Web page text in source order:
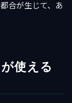
合が生じて、あ
使える